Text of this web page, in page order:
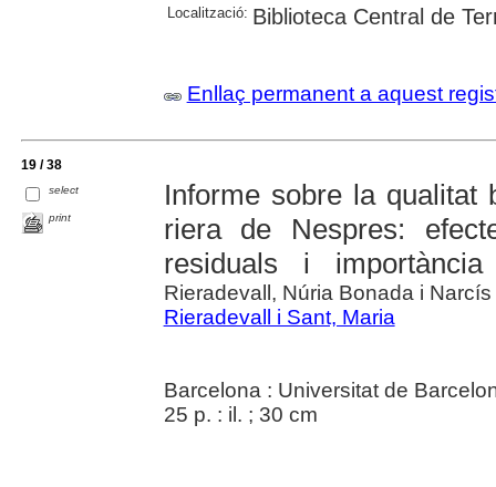
Localització: Biblioteca Central de
Enllaç permanent a aquest
19 / 38
select
print
Informe sobre la qualitat
riera de Nespres:
residuals i
Rieradevall, Núria Bonada i Narcís
Rieradevall i Sant, Maria
Barcelona : Universitat de
25 p. : il. ; 30 cm